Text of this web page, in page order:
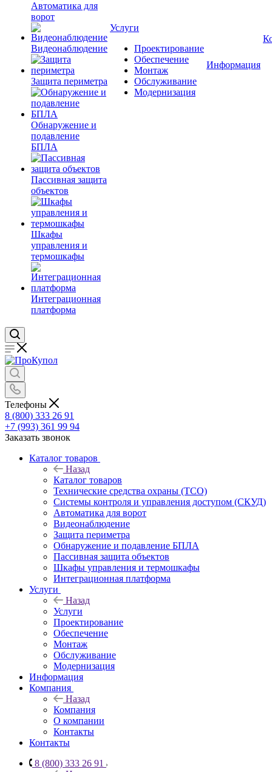
Автоматика для
ворот
Видеонаблюдение
Защита периметра
Обнаружение и
подавление
БПЛА
Пассивная защита
объектов
Шкафы
управления и
термошкафы
Интеграционная
платформа
Услуги
Проектирование
Обеспечение
Монтаж
Обслуживание
Модернизация
Информация
Телефоны
8 (800) 333 26 91
+7 (993) 361 99 94
Заказать звонок
Каталог товаров
Назад
Каталог товаров
Технические средства охраны (ТСО)
Системы контроля и управления доступом (СКУД)
Автоматика для ворот
Видеонаблюдение
Защита периметра
Обнаружение и подавление БПЛА
Пассивная защита объектов
Шкафы управления и термошкафы
Интеграционная платформа
Услуги
Назад
Услуги
Проектирование
Обеспечение
Монтаж
Обслуживание
Модернизация
Информация
Компания
Назад
Компания
О компании
Контакты
Контакты
8 (800) 333 26 91